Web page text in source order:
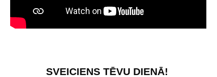
SVEICIENS TĒVU DIENĀ!